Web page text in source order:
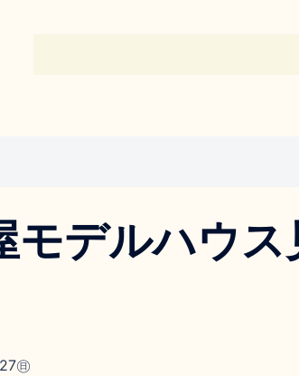
デルハウス
㊐